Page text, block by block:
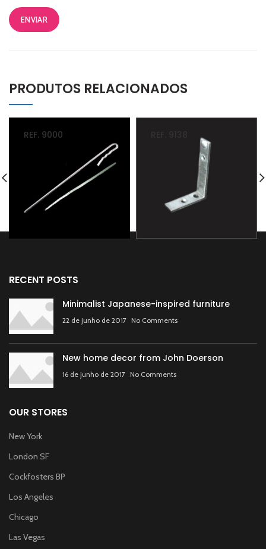
PRODUTOS RELACIONADOS
REF. 9000
RECENT POSTS
Minimalist Japanese-inspired furniture
22 de junho de 2017 No Comments
New home decor from John Doerson
16 de junho de 2017 No Comments
OUR STORES
New York
London SF
Cockfosters BP
Los Angeles
Chicago
Las Vegas